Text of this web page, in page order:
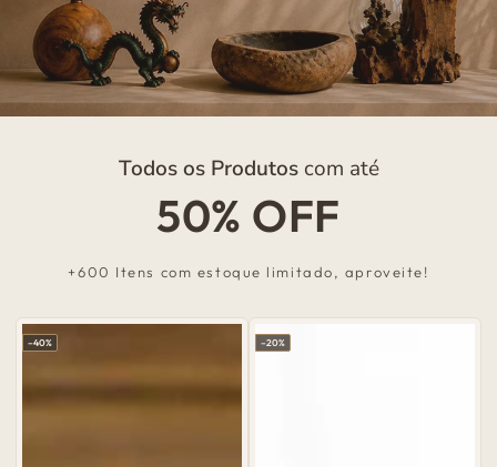
Todos os Produtoscom até
50% OFF
+600 Itens com estoque limitado, aproveite!
–40% –20%